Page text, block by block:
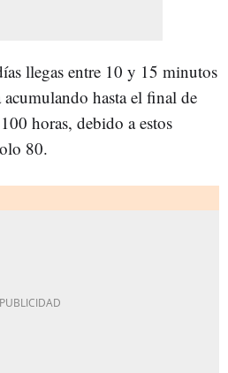
llegas entre 10 y 15 minutos
hasta el final de
horas, debido a estos
80.